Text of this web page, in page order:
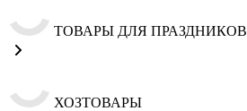
ТОВАРЫ ДЛЯ ПРАЗДНИКОВ
ХОЗТОВАРЫ